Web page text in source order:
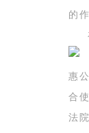
的
惠
合
法